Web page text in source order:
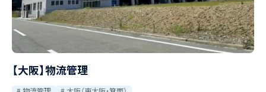
【大阪】物流管理